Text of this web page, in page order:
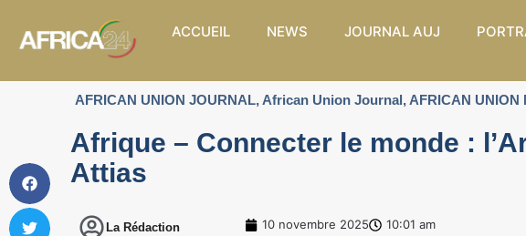
ACCUEIL NEWS JOURNAL AUJ
AFRICAN UNION JOURNAL,African Union Journal,AFRICAN UNION
Afrique – Connecter le monde :
Attias
La Rédaction 10 novembre 2025 10:01 am